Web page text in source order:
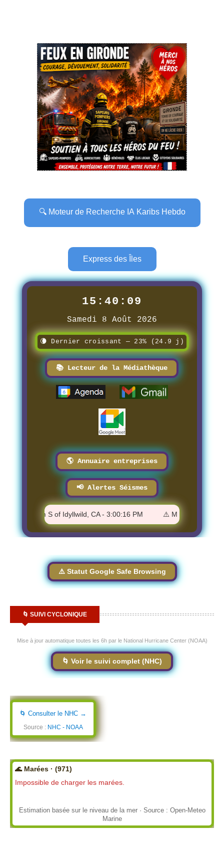
🔍 Moteur de Recherche IA Karibs Hebdo
Express des Îles
15:40:11
Samedi 8 Août 2026
🌘 Dernier croissant — 23% (24.9 j)
📚 Lecteur de la Médiathèque
🌎 Annuaire entreprises
📢 Alertes Séismes
- 9 km S of Idyllwild, CA - 3:00:16 PM ⚠️ M 1.8 - 52 km E of
⚠️ Statut Google Safe Browsing
🌀 SUIVI CYCLONIQUE
Mise à jour automatique toutes les 6h par le National Hurricane Center (NOAA)
🌀 Voir le suivi complet (NHC)
🌀 Consulter le NHC →
Source : NHC - NOAA
🌊 Marées · (971)
Impossible de charger les marées.
Estimation basée sur le niveau de la mer · Source : Open-Meteo
Marine